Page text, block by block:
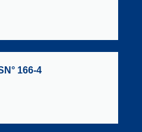
166-4